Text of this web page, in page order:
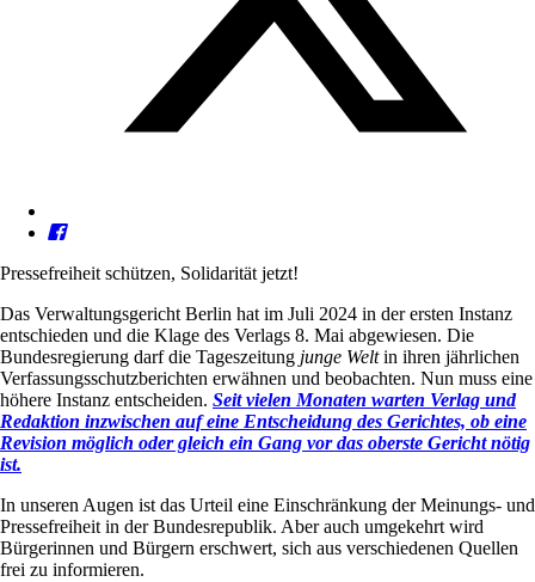
Pressefreiheit schützen, Solidarität jetzt!
Das Verwaltungsgericht Berlin hat im Juli 2024 in der ersten Instanz
entschieden und die Klage des Verlags 8. Mai abgewiesen. Die
Bundesregierung darf die Tageszeitung junge Weltin ihren jährlichen
Verfassungsschutzberichten erwähnen und beobachten. Nun muss eine
höhere Instanz entscheiden. Seit vielen Monaten warten Verlag und
Redaktion inzwischen auf eine Entscheidung des Gerichtes, ob eine
Revision möglich oder gleich ein Gang vor das oberste Gericht nötig
ist.
In unseren Augen ist das Urteil eine Einschränkung der Meinungs- und
Pressefreiheit in der Bundesrepublik. Aber auch umgekehrt wird
Bürgerinnen und Bürgern erschwert, sich aus verschiedenen Quellen
frei zu informieren.